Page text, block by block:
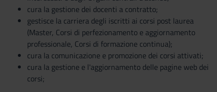
cura la gestione dei docenti a contratto;
gestisce la carriera degli iscritti ai corsi post laurea
(Master, Corsi di perfezionamento e aggiornamento
professionale, Corsi di formazione continua);
cura la comunicazione e promozione dei corsi attivati;
cura la gestione e l'aggiornamento delle pagine web dei
corsi;